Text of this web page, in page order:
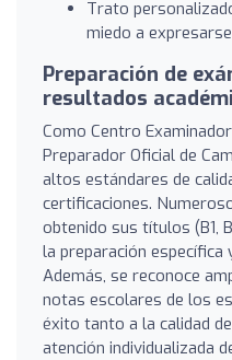
Trato
miedo a
Preparación de
resultados
Como Centro
Preparador Oficial de
altos estándares de
certificaciones.
obtenido sus títulos (B1,
la preparación
Además, se reconoce
notas escolares de los
éxito tanto a la calidad
atención individualizada